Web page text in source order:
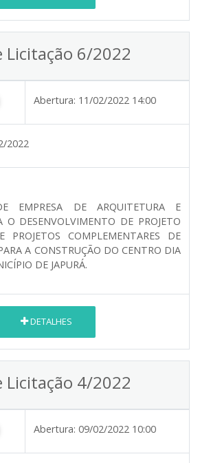
Licitação 6/2022
Abertura: 11/02/2022 14:00
2022
EMPRESA DE ARQUITETURA E
O DESENVOLVIMENTO DE PROJETO
PROJETOS COMPLEMENTARES DE
A CONSTRUÇÃO DO CENTRO DIA
DE JAPURÁ.
DETALHES
Licitação 4/2022
Abertura: 09/02/2022 10:00